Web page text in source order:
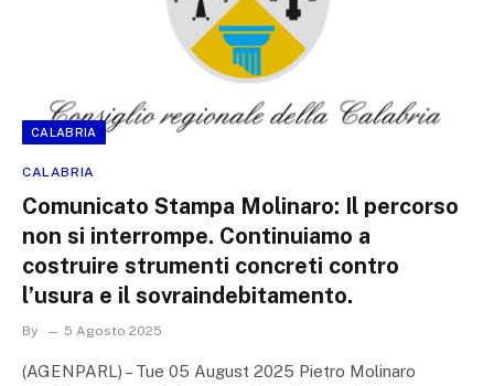
CALABRIA
CALABRIA
Comunicato Stampa Molinaro: Il percorso
non si interrompe. Continuiamo a
costruire strumenti concreti contro
l’usura e il sovraindebitamento.
By 5 Agosto 2025
(AGENPARL) – Tue 05 August 2025 Pietro Molinaro